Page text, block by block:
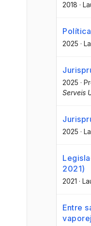
2018 ·
2025 ·
2025 ·
Serveis
2025 ·
2021)
2021 ·
Entre